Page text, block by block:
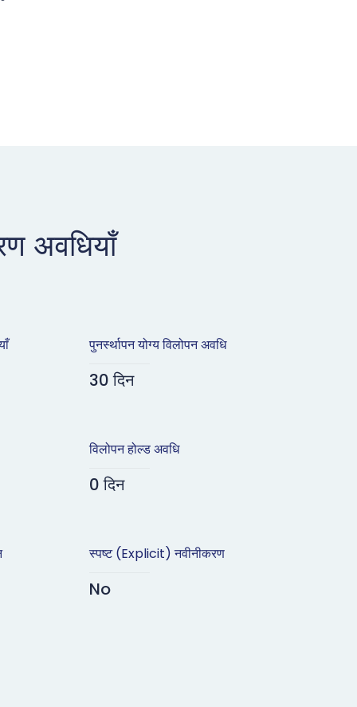
अवधियाँ
पुनर्स्थापन योग्य विलोपन अवधि
30 दिन
विलोपन होल्ड अवधि
0 दिन
स्पष्ट (Explicit) नवीनीकरण
No